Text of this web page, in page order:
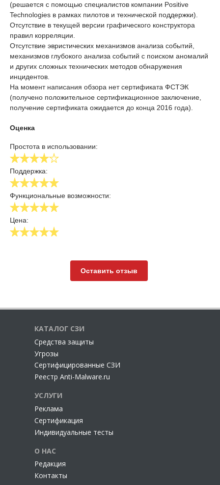
(решается с помощью специалистов компании Positive
Technologies в рамках пилотов и технической поддержки).
Отсутствие в текущей версии графического конструктора
правил корреляции.
Отсутствие эвристических механизмов анализа событий,
механизмов глубокого анализа событий с поиском аномалий
и других сложных технических методов обнаружения
инцидентов.
На момент написания обзора нет сертификата ФСТЭК
(получено положительное сертификационное заключение,
получение сертификата ожидается до конца 2016 года).
Оценка
Простота в использовании:
Поддержка:
Функциональные возможности:
Цена:
Оставить отзыв
КАТАЛОГ СЗИ
Cредства защиты
Угрозы
Сертифицированные СЗИ
Реестр Anti-Malware.ru
УСЛУГИ
Реклама
Сертификация
Индивидуальные тесты
О НАС
Редакция
Контакты